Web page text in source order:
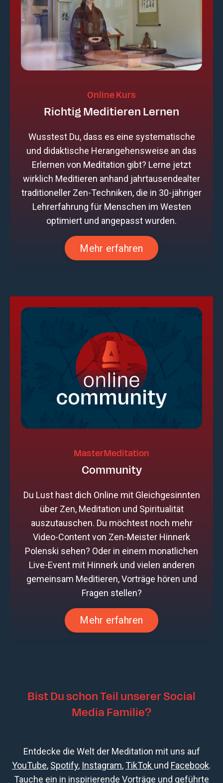
Online Kurs
Richtig Meditieren Lernen
Wusstest Du, dass es eine systematische
und didaktische Herangehensweise an das
Erlernen von Meditation gibt? Lerne jetzt
wirklich Meditieren anhand jahrtausendealter
traditioneller Zen-Techniken, die in 30-jähriger
Lehrerfahrung für Menschen im Westen
optimiert und angepasst wurden.
Mehr erfahren
MasterMeditation
Community
Du Lust hast dich Online mit Gleichgesinnten
über Zen, Meditation und Spiritualität
auszutauschen. Du möchtest noch mehr
Video-Content von Zen-Meister Hinnerk
Polenski sehen? Oder in einem monatlichen
Live-Event mit Hinnerk und vielen anderen
gemeinsam Meditieren, Vorträge hören und
Fragen stellen?
Mehr erfahren
Bist Du schon Teil unserer Social
Media Familie?
Entdecke die Welt der Meditation mit uns auf
YouTube, Spotify, Instagram,TikTok und Facebook.
Tauche ein in inspirierende Vorträge und geführte